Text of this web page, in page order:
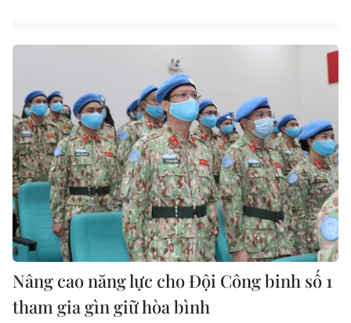
Nâng cao năng lực cho Đội Công binh số 1
tham gia gìn giữ hòa bình